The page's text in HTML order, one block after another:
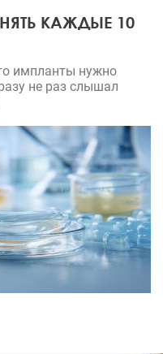
КАЖДЫЕ 10
импланты нужно
не раз слышал